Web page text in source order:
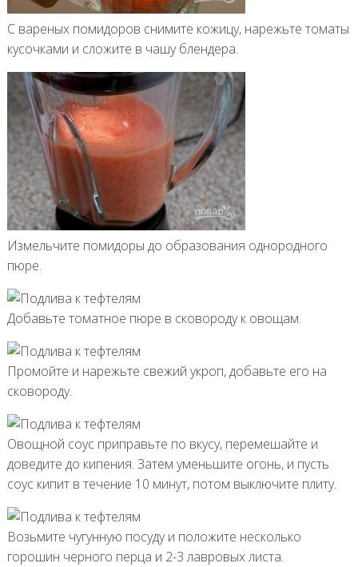
С вареных помидоров снимите кожицу, нарежьте томаты
кусочками и сложите в чашу блендера.
Измельчите помидоры до образования однородного
пюре.
Добавьте томатное пюре в сковороду к овощам.
Промойте и нарежьте свежий укроп, добавьте его на
сковороду.
Овощной соус приправьте по вкусу, перемешайте и
доведите до кипения. Затем уменьшите огонь, и пусть
соус кипит в течение 10 минут, потом выключите плиту.
Возьмите чугунную посуду и положите несколько
горошин черного перца и 2-3 лавровых листа.